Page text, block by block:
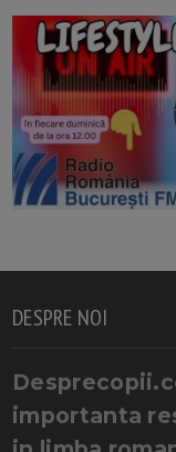
DESPRE NOI
importanta